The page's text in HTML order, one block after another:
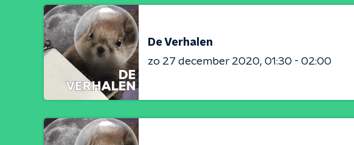
De Verhalen
zo 27 december 2020 01:30 - 02:00